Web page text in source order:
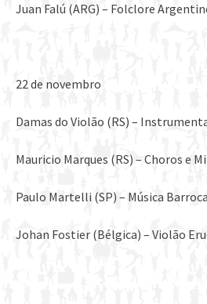
Juan Falú (ARG) – Folclore
22 de novembro
Damas do Violão (RS) –
Mauricio Marques (RS) – Choros e
Paulo Martelli (SP) – Música Barroca
Johan Fostier (Bélgica) – Violão